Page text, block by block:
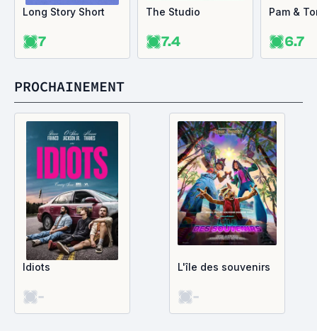
Long Story Short
7
The Studio
7.4
Pam &
6.7
PROCHAINEMENT
Idiots
-
L'île des souvenirs
-